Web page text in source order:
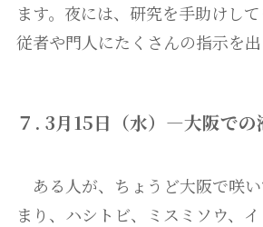
ます。夜には、研究を手助けして
従者や門人にたくさんの指示を出
７. 3月15日（水）―大阪での
ある人が、ちょうど大阪で咲
まり、ハシトビ、ミスミソウ、